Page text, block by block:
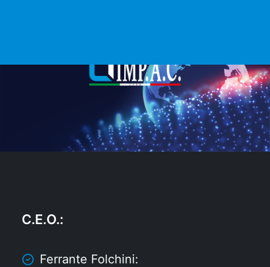
C.E.O.:
Ferrante Folchini: